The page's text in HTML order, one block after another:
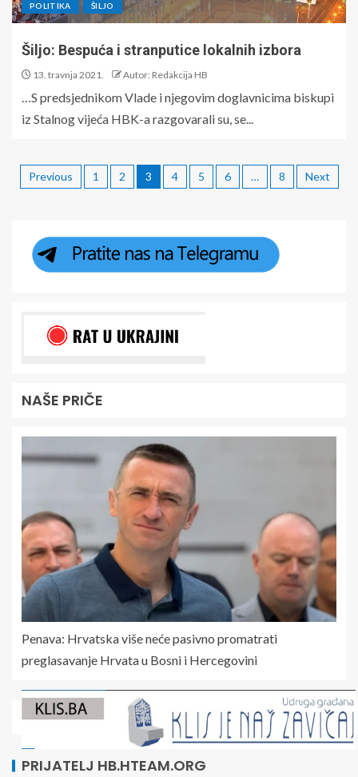
POLITIKA ŠILJO
Šiljo: Bespuća i stranputice lokalnih izbora
13. travnja 2021. Autor: Redakcija HB
…S predsjednikom Vlade i njegovim doglavnicima biskupi
iz Stalnog vijeća HBK-a razgovarali su, se...
Previous 1 2 3 4 5 6 … 8 Next
NAŠE PRIČE
Penava: Hrvatska više neće pasivno promatrati
preglasavanje Hrvata u Bosni i Hercegovini
PRIJATELJ HB.HTEAM.ORG